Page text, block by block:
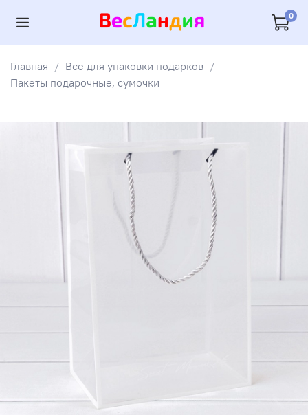
0
Главная
Все для упаковки подарков
Пакеты подарочные, сумочки